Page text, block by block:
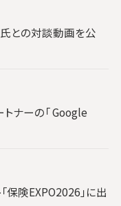
との対談動画を公
ナーの「 Google
保険EXPO2026」に出